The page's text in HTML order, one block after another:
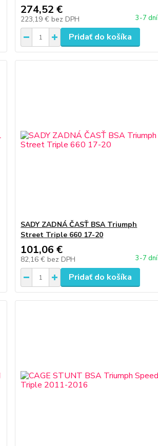
274,52 €
223,19 € bez DPH 3-7 dní
Pridať do košíka
SADY ZADNÁ ČASŤ BSA Triumph
Street Triple 660 17-20
101,06 €
82,16 € bez DPH 3-7 dní
Pridať do košíka